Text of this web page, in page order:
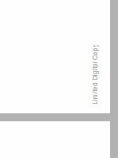
תוכן העניינים ... 7